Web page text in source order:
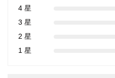
4 星
3 星
2 星
1 星